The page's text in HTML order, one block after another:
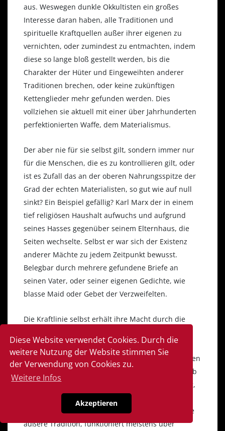
Diese Website verwendet Cookies. Durch die
weitere Nutzung der Website stimmen Sie
der Verwendung von Cookies zu.
Weitere Infos
Akzeptieren
aus. Weswegen dunkle Okkultisten ein großes
Interesse daran haben, alle Traditionen und
spirituelle Kraftquellen außer ihrer eigenen zu
vernichten, oder zumindest zu entmachten, indem
diese so lange bloß gestellt werden, bis die
Charakter der Hüter und Eingeweihten anderer
Traditionen brechen, oder keine zukünftigen
Kettenglieder mehr gefunden werden. Dies
vollziehen sie aktuell mit einer über Jahrhunderten
perfektionierten Waffe, dem Materialismus.
Der aber nie für sie selbst gilt, sondern immer nur
für die Menschen, die es zu kontrollieren gilt, oder
ist es Zufall das an der oberen Nahrungsspitze der
Grad der echten Materialisten, so gut wie auf null
sinkt? Ein Beispiel gefällig? Karl Marx der in einem
tief religiösen Haushalt aufwuchs und aufgrund
seines Hasses gegenüber seinem Elternhaus, die
Seiten wechselte. Selbst er war sich der Existenz
anderer Mächte zu jedem Zeitpunkt bewusst.
Belegbar durch mehrere gefundene Briefe an
seinen Vater, oder seiner eigenen Gedichte, wie
blasse Maid oder Gebet der Verzweifelten.
Die Kraftlinie selbst erhält ihre Macht durch die
oder göttliche Wesen. Dabei ist es unwichtig ob
diese persönlich noch leben, oder bereits gestorben
sind, die Eide gelten über den Tod hinaus. Deshalb
sind auch sehr oft sehr alte Strukturen so mächtig,
da sie so viele einzelne Kettenglieder besitzen.
Selbst individuelle Magie ohne Anbindung an eine
äußere Tradition, funktioniert meistens über